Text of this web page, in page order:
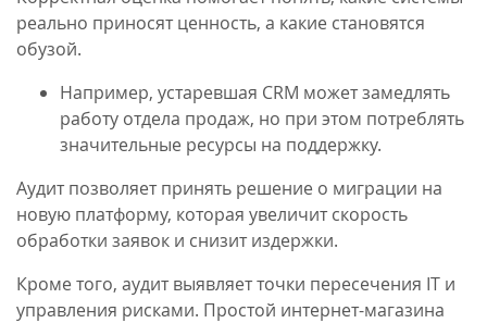
реально приносят ценность, а какие становятся
обузой.
Например, устаревшая CRM может замедлять
работу отдела продаж, но при этом потреблять
значительные ресурсы на поддержку.
Аудит позволяет принять решение о миграции на
новую платформу, которая увеличит скорость
обработки заявок и снизит издержки.
Кроме того, аудит выявляет точки пересечения IT и
управления рисками. Простой интернет-магазина